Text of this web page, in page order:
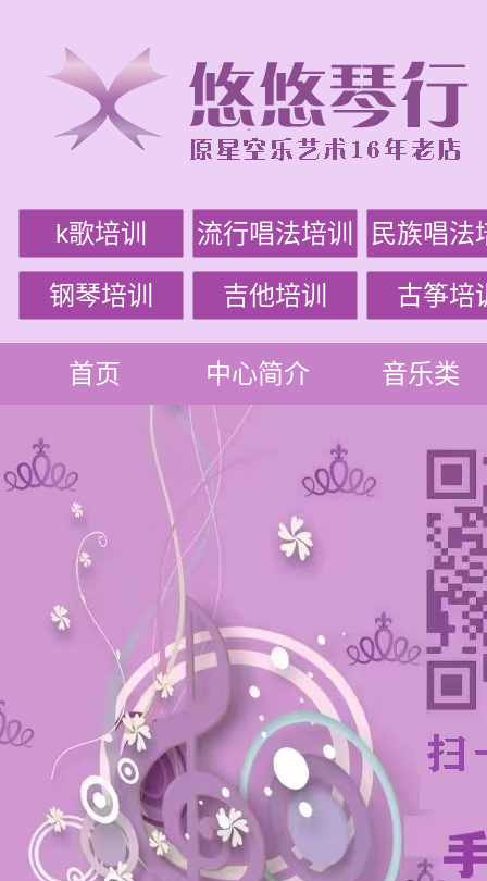
k歌培训 流行唱法培训 民族唱法
钢琴培训 吉他培训 古筝培
首页 中心简介 音乐类